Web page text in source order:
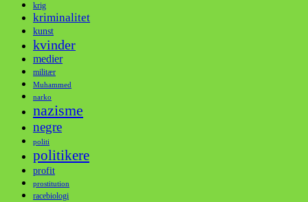
krig
kriminalitet
kunst
kvinder
medier
militær
Muhammed
narko
nazisme
negre
politi
politikere
profit
prostitution
racebiologi